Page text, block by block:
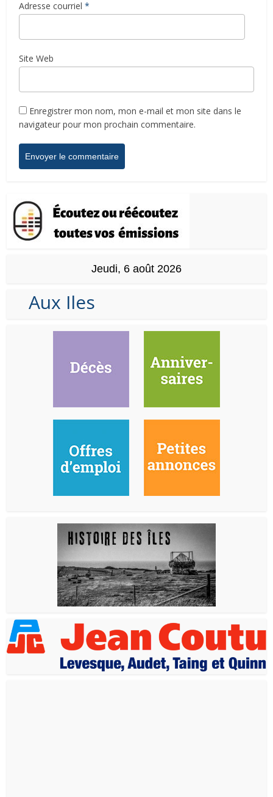
Adresse courriel *
Site Web
Enregistrer mon nom, mon e-mail et mon site dans le
navigateur pour mon prochain commentaire.
Jeudi, 6 août 2026
Aux Iles